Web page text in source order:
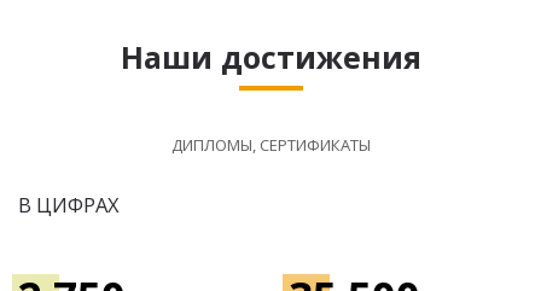
Наши достижения
ДИПЛОМЫ, СЕРТИФИКАТЫ
В ЦИФРАХ